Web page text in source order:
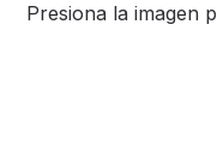
Presiona la imagen